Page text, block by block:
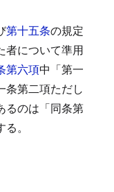
第十五条の規定
者について準用
第六項中「第一
条第二項ただし
るのは「同条第
。